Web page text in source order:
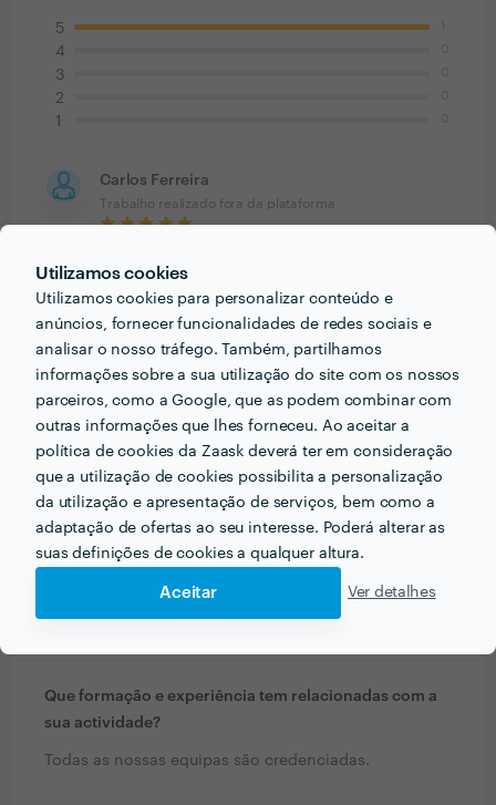
Utilizamos cookies
Utilizamos cookies para personalizar conteúdo e
anúncios, fornecer funcionalidades de redes sociais e
analisar o nosso tráfego. Também, partilhamos
informações sobre a sua utilização do site com os nossos
parceiros, como a Google, que as podem combinar com
outras informações que lhes forneceu. Ao aceitar a
política de cookies da Zaask deverá ter em consideração
que a utilização de cookies possibilita a personalização
da utilização e apresentação de serviços, bem como a
adaptação de ofertas ao seu interesse. Poderá alterar as
suas definições de cookies a qualquer altura.
Aceitar Ver detalhes
5
4
3
2
1
Carlos Ferreira
Trabalho realizado fora da plataforma
Em Outubro contratei os serviços da Stasis para
realizarem remodelações na minha moradia com
urgência uma vez que as pessoas que eu tinha
contactado antes para fazer este mesmo serviço
se revelou bastante profissional, eficiente e as
remodelações ficaram rapidamente terminadas. Tinha
que vir aqui deixar o meu comentário para que vocês
tenham mais clientes. Excelente trabalho. Um abraço
sr. Ricardo para si e para a sua equipa
Que formação e experiência tem relacionadas com a
sua actividade?
Todas as nossas equipas são credenciadas.